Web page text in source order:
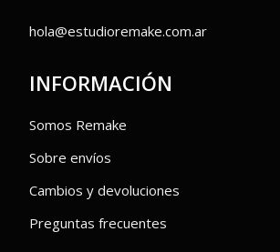
hola@estudioremake.com.ar
INFORMACIÓN
Somos Remake
Sobre envíos
Cambios y devoluciones
Preguntas frecuentes